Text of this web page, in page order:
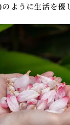
ように生活を優